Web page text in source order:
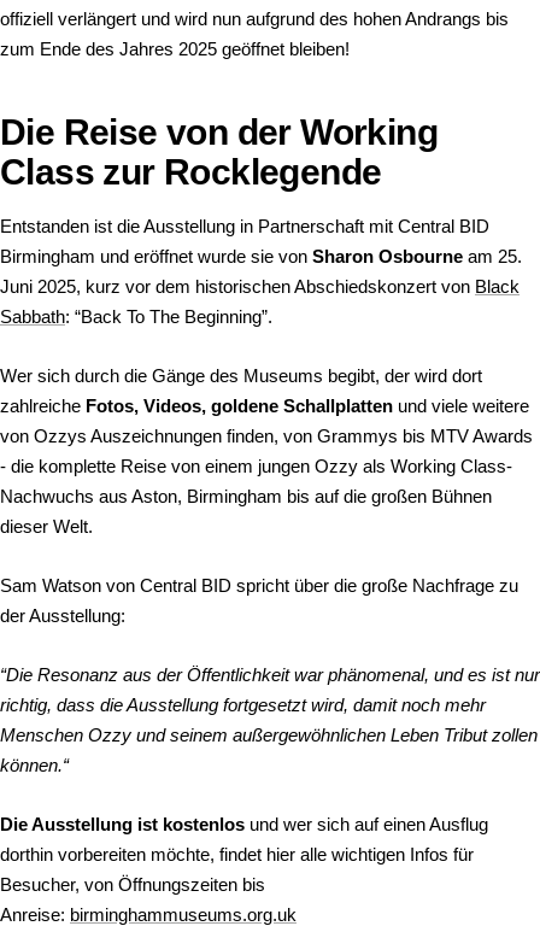
offiziell verlängert und wird nun aufgrund des hohen Andrangs bis
zum Ende des Jahres 2025 geöffnet bleiben!
Die Reise von der Working
Class zur Rocklegende
Entstanden ist die Ausstellung in Partnerschaft mit Central BID
Birmingham und eröffnet wurde sie von Sharon Osbourne am 25.
Juni 2025, kurz vor dem historischen Abschiedskonzert von Black
Sabbath: “Back To The Beginning”.
Wer sich durch die Gänge des Museums begibt, der wird dort
zahlreiche Fotos, Videos, goldene Schallplatten und viele weitere
von Ozzys Auszeichnungen finden, von Grammys bis MTV Awards
- die komplette Reise von einem jungen Ozzy als Working Class-
Nachwuchs aus Aston, Birmingham bis auf die großen Bühnen
dieser Welt.
Sam Watson von Central BID spricht über die große Nachfrage zu
der Ausstellung:
“Die Resonanz aus der Öffentlichkeit war phänomenal, und es ist nur
richtig, dass die Ausstellung fortgesetzt wird, damit noch mehr
Menschen Ozzy und seinem außergewöhnlichen Leben Tribut zollen
können.“
Die Ausstellung ist kostenlos und wer sich auf einen Ausflug
dorthin vorbereiten möchte, findet hier alle wichtigen Infos für
Besucher, von Öffnungszeiten bis
Anreise: birminghammuseums.org.uk